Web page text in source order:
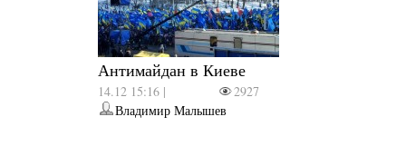
Антимайдан в Киеве
14.12 15:16 |
2927
Владимир Малышев